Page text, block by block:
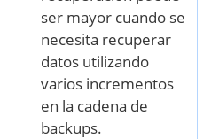
ser mayor cuando se
necesita recuperar
datos utilizando
varios incrementos
en la cadena de
backups.